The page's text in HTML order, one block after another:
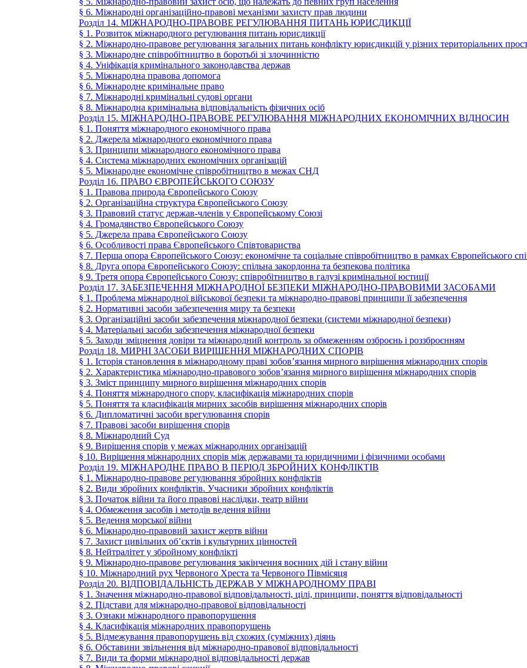
§ 6. Міжнародні організаційно-правові механізми захисту прав людини
Розділ 14. МІЖНАРОДНО-ПРАВОВЕ РЕГУЛЮВАННЯ ПИТАНЬ ЮРИСДИКЦІЇ
§ 1. Розвиток міжнародного регулювання питань юрисдикції
§ 2. Міжнародно-правове регулювання загальних питань конфлікту юрисдикцій у різних територіальних
§ 3. Міжнародне співробітництво в боротьбі зі злочинністю
§ 4. Уніфікація кримінального законодавства держав
§ 5. Міжнародна правова допомога
§ 6. Міжнародне кримінальне право
§ 7. Міжнародні кримінальні судові органи
§ 8. Міжнародна кримінальна відповідальність фізичних осіб
Розділ 15. МІЖНАРОДНО-ПРАВОВЕ РЕГУЛЮВАННЯ МІЖНАРОДНИХ ЕКОНОМІЧНИХ ВІДНОСИН
§ 1. Поняття міжнародного економічного права
§ 2. Джерела міжнародного економічного права
§ 3. Принципи міжнародного економічного права
§ 4. Система міжнародних економічних організацій
§ 5. Міжнародне економічне співробітництво в межах СНД
Розділ 16. ПРАВО ЄВРОПЕЙСЬКОГО СОЮЗУ
§ 1. Правова природа Європейського Союзу
§ 2. Організаційна структура Європейського Союзу
§ 3. Правовий статус держав-членів у Європейському Союзі
§ 4. Громадянство Європейського Союзу
§ 5. Джерела права Європейського Союзу
§ 6. Особливості права Європейського Співтовариства
§ 7. Перша опора Європейського Союзу: економічне та соціальне співробітництво в рамках Європейського
§ 8. Друга опора Європейського Союзу: спільна закордонна та безпекова політика
§ 9. Третя опора Європейського Союзу: співробітництво в галузі кримінальної юстиції
Розділ 17. ЗАБЕЗПЕЧЕННЯ МІЖНАРОДНОЇ БЕЗПЕКИ МІЖНАРОДНО-ПРАВОВИМИ ЗАСОБАМИ
§ 1. Проблема міжнародної військової безпеки та міжнародно-правові принципи її забезпечення
§ 2. Нормативні засоби забезпечення миру та безпеки
§ 3. Організаційні засоби забезпечення міжнародної безпеки (системи міжнародної безпеки)
§ 4. Матеріальні засоби забезпечення міжнародної безпеки
§ 5. Заходи зміцнення довіри та міжнародний контроль за обмеженням озброєнь і роззброєнням
Розділ 18. МИРНІ ЗАСОБИ ВИРІШЕННЯ МІЖНАРОДНИХ СПОРІВ
§ 1. Історія становлення в міжнародному праві зобов’язання мирного вирішення міжнародних спорів
§ 2. Характеристика міжнародно-правового зобов’язання мирного вирішення міжнародних спорів
§ 3. Зміст принципу мирного вирішення міжнародних спорів
§ 4. Поняття міжнародного спору, класифікація міжнародних спорів
§ 5. Поняття та класифікація мирних засобів вирішення міжнародних спорів
§ 6. Дипломатичні засоби врегулювання спорів
§ 7. Правові засоби вирішення спорів
§ 8. Міжнародний Суд
§ 9. Вирішення спорів у межах міжнародних організацій
§ 10. Вирішення міжнародних спорів між державами та юридичними і фізичними особами
Розділ 19. МІЖНАРОДНЕ ПРАВО В ПЕРІОД ЗБРОЙНИХ КОНФЛІКТІВ
§ 1. Міжнародно-правове регулювання збройних конфліктів
§ 2. Види збройних конфліктів. Учасники збройних конфліктів
§ 3. Початок війни та його правові наслідки, театр війни
§ 4. Обмеження засобів і методів ведення війни
§ 5. Ведення морської війни
§ 6. Міжнародно-правовий захист жертв війни
§ 7. Захист цивільних об’єктів і культурних цінностей
§ 8. Нейтралітет у збройному конфлікті
§ 9. Міжнародно-правове регулювання закінчення воєнних дій і стану війни
§ 10. Міжнародний рух Червоного Хреста та Червоного Півмісяця
Розділ 20. ВІДПОВІДАЛЬНІСТЬ ДЕРЖАВ У МІЖНАРОДНОМУ ПРАВІ
§ 1. Значення міжнародно-правової відповідальності, цілі, принципи, поняття відповідальності
§ 2. Підстави для міжнародно-правової відповідальності
§ 3. Ознаки міжнародного правопорушення
§ 4. Класифікація міжнародних правопорушень
§ 5. Відмежування правопорушень від схожих (суміжних) діянь
§ 6. Обставини звільнення від міжнародно-правової відповідальності
§ 7. Види та форми міжнародної відповідальності держав